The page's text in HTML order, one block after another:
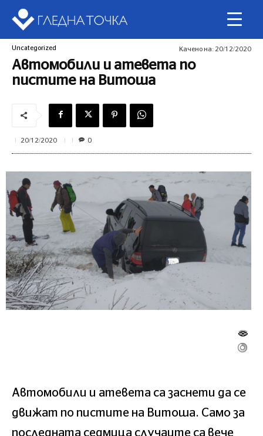
Uncategorized Качено на: 20/12/2020
Автомобили и атевета по
пистите на Витоша
20/12/2020 0
Автомобили и атевета са заснети да се
движат по пистите на Витоша. Само за
последната седмица случаите са вече